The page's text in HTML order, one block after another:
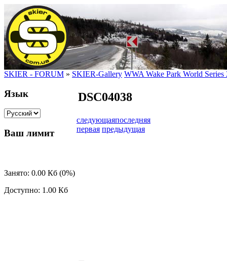
SKIER - FORUM » SKIER-Gallery WWA Wake Park World Series
Язык
Ваш лимит
Занято: 0.00 Кб (0%)
Доступно: 1.00 Кб
DSC04038
следующаяпоследняя
первая предыдущая